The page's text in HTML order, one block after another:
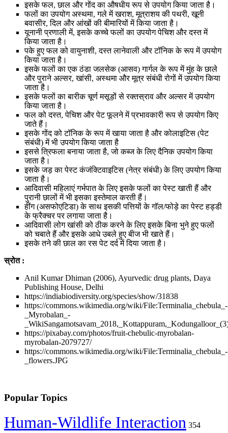
इसके फल, छाल और गोंद का औषधीय रूप से उपयोग किया जाता है।
फलों का उपयोग अस्थमा, गले में खराश, मूत्राशय की पथरी, खूनी
बवासीर, दिल और आंखों की बीमारियों में किया जाता है।
यूनानी प्रणाली में, इसके कच्चे फलों का उपयोग पेचिश और दस्त में
किया जाता है।
पके हुए फल को वायुनाशी, दस्त लानेवाली और टॉनिक के रूप में उपयोग
किया जाता है।
इसके फलों का एक ठंडा जलसेक (आसव) गार्गल के रूप में मुंह के छाले
और पुराने अल्सर, खांसी, अस्थमा और मूत्र संबंधी रोगों में उपयोग किया
जाता है।
इसके फलों का बारीक चूर्ण मसूड़ों से रक्तस्राव और अल्सर में उपयोग
किया जाता है।
फल को दस्त, पेचिश और पेट फूलने में प्रभावकारी रूप से उपयोग किए
जाते हैं।
इसके गोंद को टॉनिक के रूप में खाया जाता है और कोलाइटिस (पेट
संबंधी) में भी उपयोग किया जाता है
इससे त्रिफला बनाया जाता है, जो कब्ज के लिए दैनिक उपयोग किया
जाता है।
इसके जड़ का पेस्ट कंजंक्टिवाइटिस (नेत्र संबंधी) के लिए उपयोग किया
जाता है।
आदिवासी महिलाएं गर्भपात के लिए इसके फलों का पेस्ट खाती हैं और
पुरानी छालों में भी इसका इस्तेमाल करती हैं।
हींग (असफोएटिडा) के साथ इसकी पत्तियों के गॉल/फोड़े का पेस्ट हड्डी
के फ्रैक्चर पर लगाया जाता है।
आदिवासी लोग खांसी को ठीक करने के लिए इसके बिना भुने हुए फलों
को चबाते हैं और इसके आधे उबले हुए बीज भी खाते हैं।
इसके तने की छाल का रस पेट दर्द में दिया जाता है।
स्रोत :
Anil Kumar Dhiman (2006), Ayurvedic drug plants, Daya
Publishing House, Delhi
https://indiabiodiversity.org/species/show/31838
https://commons.wikimedia.org/wiki/File:Terminalia_chebula_-
_Myrobalan_-
https://pixabay.com/photos/fruit-chebulic-myrobalan-
myrobalan-2079727/
https://commons.wikimedia.org/wiki/File:Terminalia_chebula_-
_flowers.JPG
Popular Topics
Human-Wildlife Interaction 354